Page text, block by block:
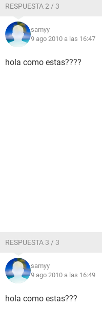
RESPUESTA 2 / 3
samyy
9 ago 2010 a las 16:47
hola como estas????
RESPUESTA 3 / 3
samyy
9 ago 2010 a las 16:49
hola como estas???